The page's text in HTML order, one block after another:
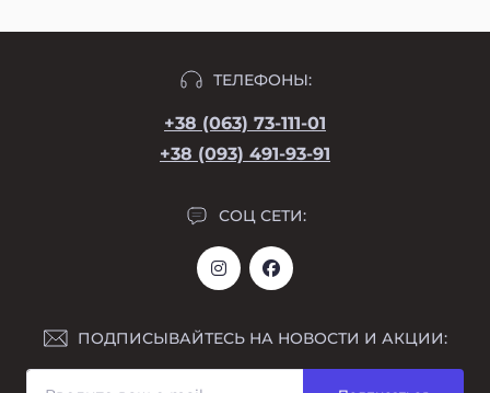
ТЕЛЕФОНЫ:
+38 (063) 73-111-01
+38 (093) 491-93-91
СОЦ СЕТИ:
ПОДПИСЫВАЙТЕСЬ НА НОВОСТИ И АКЦИИ: